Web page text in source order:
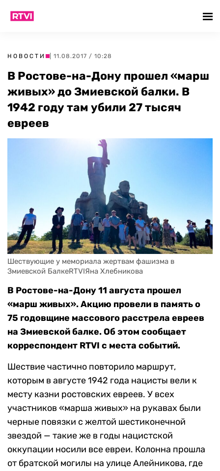
НОВОСТИ | 11.08.2017 / 10:28
В Ростове-на-Дону прошел «марш
живых» до Змиевской балки. В
1942 году там убили 27 тысяч
евреев
Шествующие у мемориала жертвам фашизма в
Змиевской БалкеRTVIЯна Хлебникова
В Ростове-на-Дону 11 августа прошел
«марш живых». Акцию провели в память о
75 годовщине массового расстрела евреев
на Змиевской балке. Об этом сообщает
корреспондент RTVI с места событий.
Шествие частично повторило маршрут,
которым в августе 1942 года нацисты вели к
месту казни ростовских евреев. У всех
участников «марша живых» на рукавах были
черные повязки с желтой шестиконечной
звездой — такие же в годы нацистской
оккупации носили все евреи. Колонна прошла
от братской могилы на улице Алейникова, где